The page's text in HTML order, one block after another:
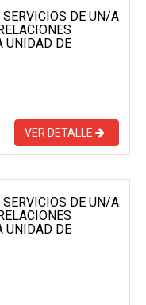
DE UN/A
UNIDAD DE
VER DETALLE
DE UN/A
UNIDAD DE